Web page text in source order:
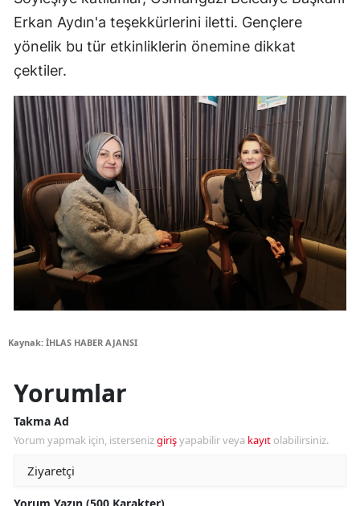
Erkan Aydın'a teşekkürlerini iletti. Gençlere
yönelik bu tür etkinliklerin önemine dikkat
çektiler.
Kaynak: İHLAS HABER AJANSI
Yorumlar
Takma Ad
Yorum yapmak için, istersenizgirişyapabilir veya kayıt olabilirsiniz.